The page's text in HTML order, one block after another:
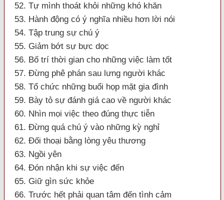
52. Tự mình thoát khỏi những khó khăn
53. Hành động có ý nghĩa nhiều hơn lời nói
54. Tập trung sự chú ý
55. Giảm bớt sự bực dọc
56. Bố trí thời gian cho những việc làm tốt
57. Đừng phê phán sau lưng người khác
58. Tổ chức những buổi họp mặt gia đình
59. Bày tỏ sự đánh giá cao về người khác
60. Nhìn mọi việc theo đúng thực tiễn
61. Đừng quá chú ý vào những kỳ nghỉ
62. Đối thoại bằng lòng yêu thương
63. Ngồi yên
64. Đón nhận khi sự việc đến
65. Giữ gìn sức khỏe
66. Trước hết phải quan tâm đến tình cảm